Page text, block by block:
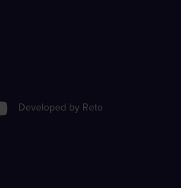
Developed by Reto